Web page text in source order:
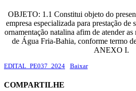
OBJETO: 1.1 Constitui objeto do
empresa especializada para prestação de
ornamentação natalina afim de atender
de Água Fria-Bahia, conforme termo
ANEXO I.
EDITAL_PE037_2024 Baixar
COMPARTILHE